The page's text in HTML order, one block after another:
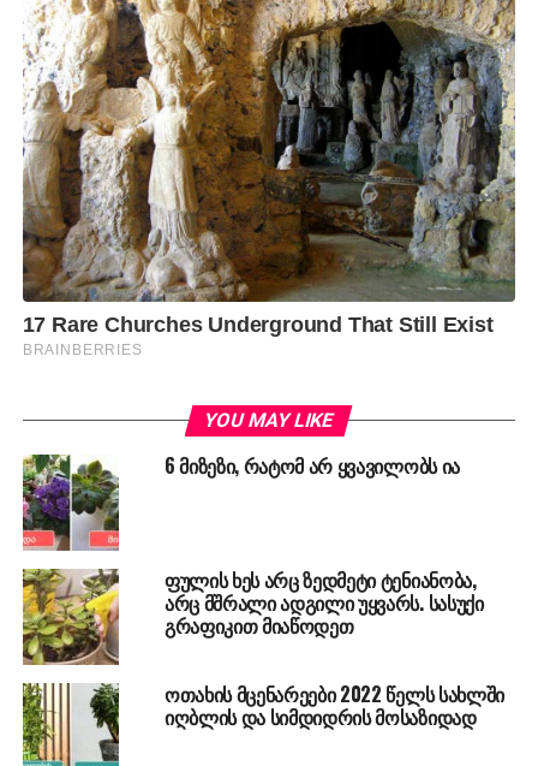
YOU MAY LIKE
6 მიზეზი, რატომ არ ყვავილობს ია
ფულის ხეს არც ზედმეტი ტენიანობა,
არც მშრალი ადგილი უყვარს. სასუქი
გრაფიკით მიაწოდეთ
ოთახის მცენარეები 2022 წელს სახლში
იღბლის და სიმდიდრის მოსაზიდად